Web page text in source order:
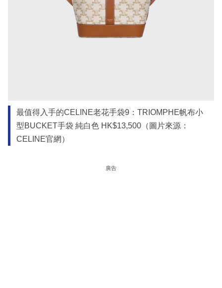
最值得入手的CELINE老花手袋9：TRIOMPHE帆布小
型BUCKET手袋 純白色 HK$13,500（圖片來源：
CELINE官網）
廣告